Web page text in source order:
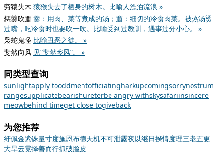
穷猿失木 猿猴失去了栖身的树木。比喻人漂泊流浪 »
惩羹吹齑 羹：用肉、菜等煮成的汤；齑：细切的冷食肉菜。被热汤烫
过嘴，吃冷食时也要吹一吹。比喻受到过教训，遇事过分小心。 »
枭蛇鬼怪 比喻丑恶之徒。 »
斐然向风 见“斐然乡风”。 »
同类型查询
sunlightapply tooddmentofficiatingharkupcomingsorrynostrum
rangesupplicatebearishureterbe angry withskysafariinsincere
meowbehind timeget close togiveback
为您推荐
纡佩金紫铢量寸度施恩布德天机不可泄露夜以继日揆情度理三老五更
大旱云霓择善而行抓破脸皮